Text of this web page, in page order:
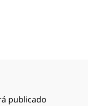
publicado